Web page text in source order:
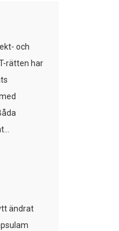
och
rätten har
ändrat